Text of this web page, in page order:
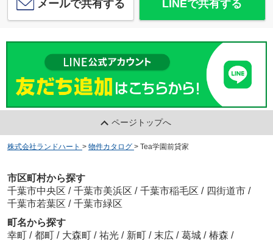
メールで共有する LINEで共有する
ページトップへ
株式会社ランドハート > 物件カタログ > Tea学園前貸家
市区町村から探す
千葉市中央区 / 千葉市美浜区 / 千葉市稲毛区 / 四街道市 /
千葉市若葉区 / 千葉市緑区
町名から探す
幸町 / 都町 / 大森町 / 祐光 / 新町 / 末広 / 葛城 / 椿森 /